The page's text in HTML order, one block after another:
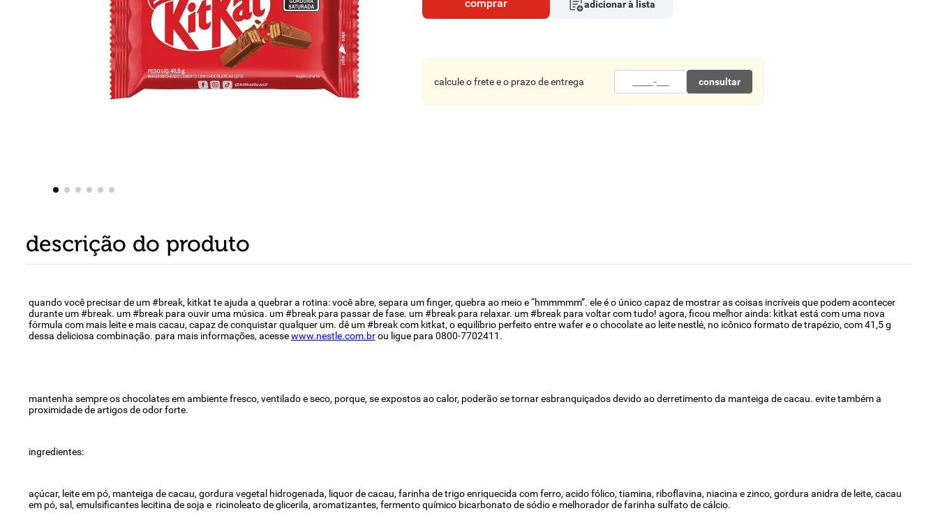
comprar adicionar à lista
calcule o frete e o prazo de entrega consultar
descrição do produto
quando você precisar de um #break, kitkat te ajuda a quebrar a rotina: você abre, separa um finger, quebra ao meio e “hmmmmm”. ele é o único capaz de mostrar as coisas incríveis que podem acontecer
durante um #break. um #break para ouvir uma música. um #break para passar de fase. um #break para relaxar. um #break para voltar com tudo! agora, ficou melhor ainda: kitkat está com uma nova
fórmula com mais leite e mais cacau, capaz de conquistar qualquer um. dê um #break com kitkat, o equilíbrio perfeito entre wafer e o chocolate ao leite nestlé, no icônico formato de trapézio, com 41,5 g
dessa deliciosa combinação. para mais informações, acessewww.nestle.com.brou ligue para 0800-7702411.
mantenha sempre os chocolates em ambiente fresco, ventilado e seco, porque, se expostos ao calor, poderão se tornar esbranquiçados devido ao derretimento da manteiga de cacau. evite também a
proximidade de artigos de odor forte.
ingredientes:
açúcar, leite em pó, manteiga de cacau, gordura vegetal hidrogenada, liquor de cacau, farinha de trigo enriquecida com ferro, acido fólico, tiamina, riboflavina, niacina e zinco, gordura anidra de leite, cacau
em pó, sal, emulsificantes lecitina de soja e ricinoleato de glicerila, aromatizantes, fermento químico bicarbonato de sódio e melhorador de farinha sulfato de cálcio.
8º detergente
macarrão
10º chocolate